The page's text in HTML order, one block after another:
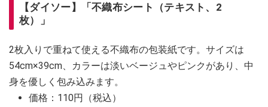
【ダイソー】「不織布シート（テキスト、2
枚）」
2枚入りで重ねて使える不織布の包装紙です。サイズは
54cm×39cm、カラーは淡いベージュやピンクがあり、中
身を優しく包み込みます。
価格：110円（税込）